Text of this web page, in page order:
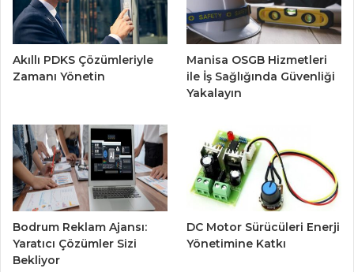
Akıllı PDKS Çözümleriyle
Zamanı Yönetin
Manisa OSGB Hizmetleri
ile İş Sağlığında Güvenliği
Yakalayın
Bodrum Reklam Ajansı:
Yaratıcı Çözümler Sizi
Bekliyor
DC Motor Sürücüleri Enerji
Yönetimine Katkı